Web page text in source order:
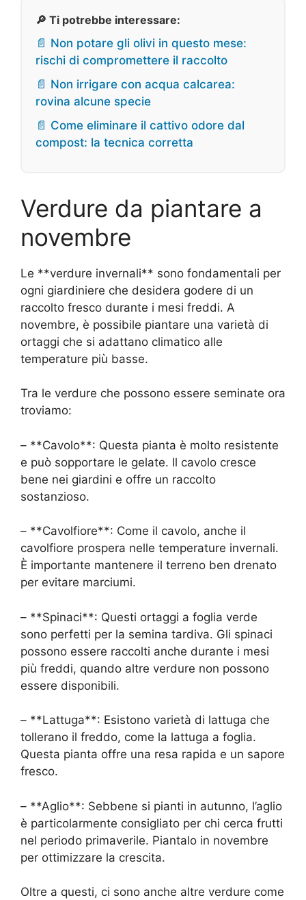
🔎 Ti potrebbe interessare:
📄 Non potare gli olivi in questo mese:
rischi di compromettere il raccolto
📄 Non irrigare con acqua calcarea:
rovina alcune specie
📄 Come eliminare il cattivo odore dal
compost: la tecnica corretta
Verdure da piantare a
novembre
Le **verdure invernali** sono fondamentali per
ogni giardiniere che desidera godere di un
raccolto fresco durante i mesi freddi. A
novembre, è possibile piantare una varietà di
ortaggi che si adattano climatico alle
temperature più basse.
Tra le verdure che possono essere seminate ora
troviamo:
– **Cavolo**: Questa pianta è molto resistente
e può sopportare le gelate. Il cavolo cresce
bene nei giardini e offre un raccolto
sostanzioso.
– **Cavolfiore**: Come il cavolo, anche il
cavolfiore prospera nelle temperature invernali.
È importante mantenere il terreno ben drenato
per evitare marciumi.
– **Spinaci**: Questi ortaggi a foglia verde
sono perfetti per la semina tardiva. Gli spinaci
possono essere raccolti anche durante i mesi
più freddi, quando altre verdure non possono
essere disponibili.
– **Lattuga**: Esistono varietà di lattuga che
tollerano il freddo, come la lattuga a foglia.
Questa pianta offre una resa rapida e un sapore
fresco.
– **Aglio**: Sebbene si pianti in autunno, l’aglio
è particolarmente consigliato per chi cerca frutti
nel periodo primaverile. Piantalo in novembre
per ottimizzare la crescita.
Oltre a questi, ci sono anche altre verdure come